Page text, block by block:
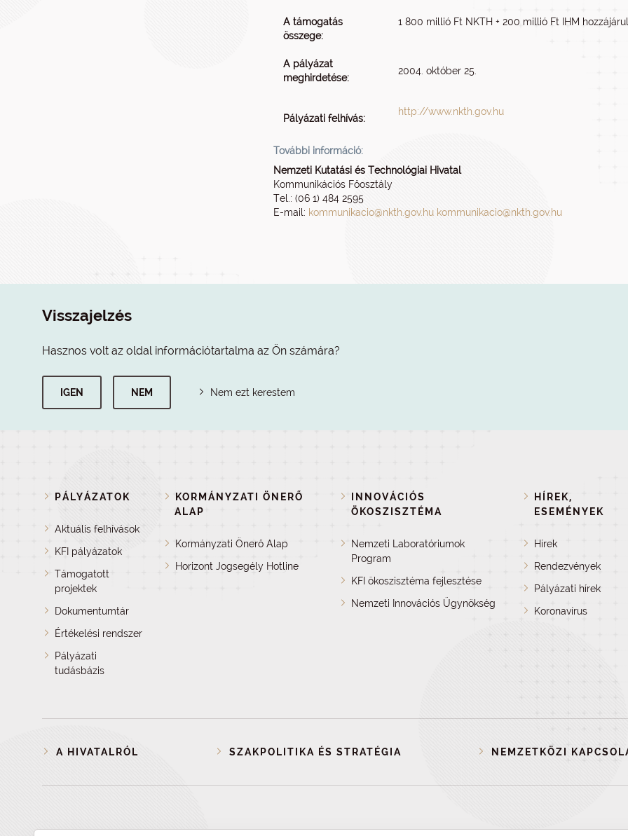
A támogatás
összege:
1 800 millió Ft NKTH + 200 millió Ft IHM
A pályázat
meghirdetése:
2004. október 25.
Pályázati felhívás:
http://www.nkth.gov.hu
További információ:
Nemzeti Kutatási és Technológiai Hivatal
Kommunikációs Főosztály
Tel.: (06 1) 484 2595
E-mail: kommunikacio@nkth.gov.hu kommunikacio@nkth.gov.hu
Visszajelzés
Hasznos volt az oldal információtartalma az Ön számára?
IGEN NEM Nem ezt kerestem
PÁLYÁZATOK
Aktuális felhívások
KFI pályázatok
Támogatott
projektek
Dokumentumtár
Értékelési rendszer
Pályázati
tudásbázis
KORMÁNYZATI ÖNERŐ
ALAP
Kormányzati Önerő Alap
Horizont Jogsegély Hotline
INNOVÁCIÓS
ÖKOSZISZTÉMA
Nemzeti Laboratóriumok
Program
KFI ökoszisztéma fejlesztése
Nemzeti Innovációs Ügynökség
HÍREK,
ESEMÉNYEK
Hírek
Rendezvények
Pályázati hírek
Koronavírus
A HIVATALRÓL SZAKPOLITIKA ÉS STRATÉGIA NEMZETKÖZI